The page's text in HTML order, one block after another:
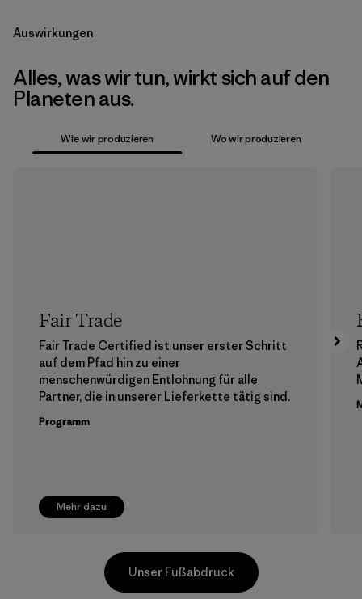
Auswirkungen
Alles, was wir tun, wirkt sich auf den
Planeten aus.
Wie wir produzieren Wo wir produzieren
Mehr dazu
Fair Trade
Fair Trade Certified ist unser erster Schritt
auf dem Pfad hin zu einer
menschenwürdigen Entlohnung für alle
Partner, die in unserer Lieferkette tätig sind.
Programm
Unser Fußabdruck